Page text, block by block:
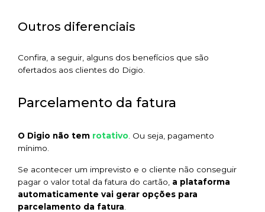
Outros diferenciais
Confira, a seguir, alguns dos benefícios que são
ofertados aos clientes do Digio.
Parcelamento da fatura
O Digio não tem rotativo. Ou seja, pagamento
mínimo.
Se acontecer um imprevisto e o cliente não conseguir
pagar o valor total da fatura do cartão, a plataforma
automaticamente vai gerar opções para
parcelamento da fatura